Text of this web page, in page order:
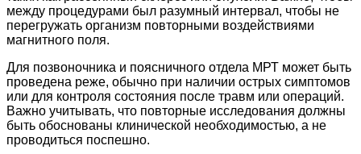
между процедурами был разумный интервал, чтобы не
перегружать организм повторными воздействиями
магнитного поля.
Для позвоночника и поясничного отдела МРТ может быть
проведена реже, обычно при наличии острых симптомов
или для контроля состояния после травм или операций.
Важно учитывать, что повторные исследования должны
быть обоснованы клинической необходимостью, а не
проводиться поспешно.